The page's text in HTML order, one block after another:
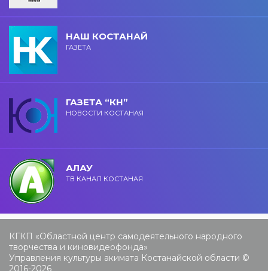
НАШ КОСТАНАЙ
ГАЗЕТА
ГАЗЕТА “КН”
НОВОСТИ КОСТАНАЯ
АЛАУ
ТВ КАНАЛ КОСТАНАЯ
КГКП «Областной центр самодеятельного народного
творчества и киновидеофонда»
Управления культуры акимата Костанайской области ©
2016-2026